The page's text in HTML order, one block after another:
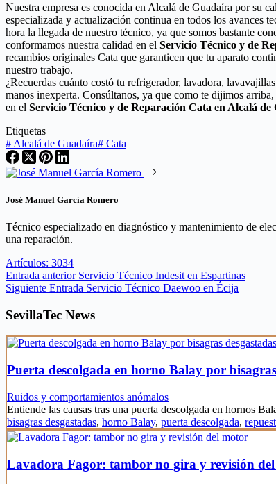
Nuestra empresa es conocida en Alcalá de Guadaíra por su
especializada y actualización continua en todos los avances
hora la llegada de nuestro técnico, ya que somos bastante
conformamos nuestra calidad en el Servicio Técnico y de
recambios originales Cata que garanticen que tu aparato
nuestro trabajo.
¿Recuerdas cuánto costó tu refrigerador, lavadora,
manos inexperta. Consúltanos, ya que como te dijimos
en el Servicio Técnico y de Reparación Cata en Alcalá de
Etiquetas
# Alcalá de Guadaíra# Cata
José Manuel García Romero
Técnico especializado en diagnóstico y mantenimiento de
una reparación.
Artículos: 3034
Entrada anterior Servicio Técnico Indesit en Espartinas
Siguiente Entrada Servicio Técnico Daewoo en Écija
SevillaTec News
Puerta descolgada en horno Balay por
Ruidos y comportamientos anómalos
Entiende las causas tras una puerta descolgada en hornos
bisagras desgastadas, horno Balay, puerta descolgada,
Lavadora Fagor: tambor no gira y revisión